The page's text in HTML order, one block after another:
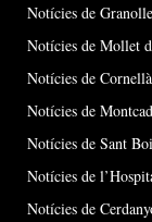
Notícies de
Notícies de Mollet
Notícies de
Notícies de
Notícies de Sant
Notícies de
Notícies de